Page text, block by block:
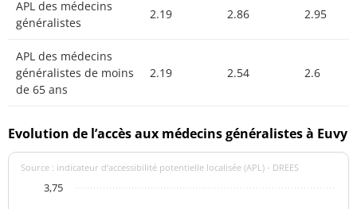
APL des médecins
généralistes
2.19 2.86 2.95
APL des médecins
généralistes de moins
de 65 ans
2.19 2.54 2.6
Evolution de l’accès aux médecins généralistes à Euvy
Source : indicateur d’accessibilité potentielle localisée (APL) - DREES
3,75